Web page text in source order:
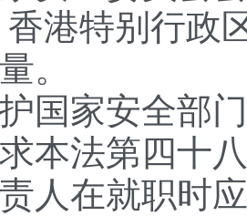
港特别行政
。
国家安全部
本法第四十
人在就职时